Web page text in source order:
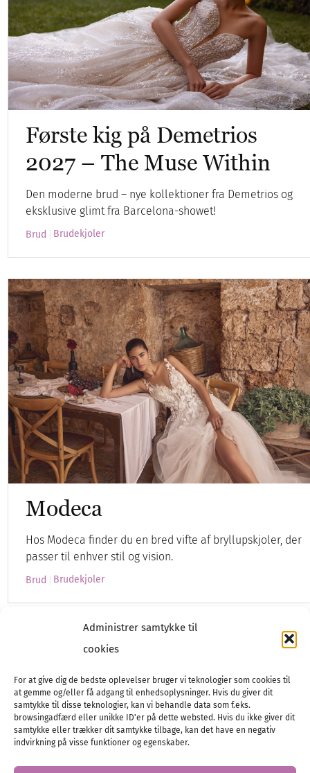
Administrer samtykke til
cookies
For at give dig de bedste oplevelser bruger vi teknologier som cookies til
at gemme og/eller få adgang til enhedsoplysninger. Hvis du giver dit
samtykke til disse teknologier, kan vi behandle data som f.eks.
browsingadfærd eller unikke ID'er på dette websted. Hvis du ikke giver dit
samtykke eller trækker dit samtykke tilbage, kan det have en negativ
indvirkning på visse funktioner og egenskaber.
Første kig på Demetrios
2027 – The Muse Within
Den moderne brud – nye kollektioner fra Demetrios og
eksklusive glimt fra Barcelona-showet!
Brud Brudekjoler
Modeca
Hos Modeca finder du en bred vifte af bryllupskjoler, der
passer til enhver stil og vision.
Brud Brudekjoler